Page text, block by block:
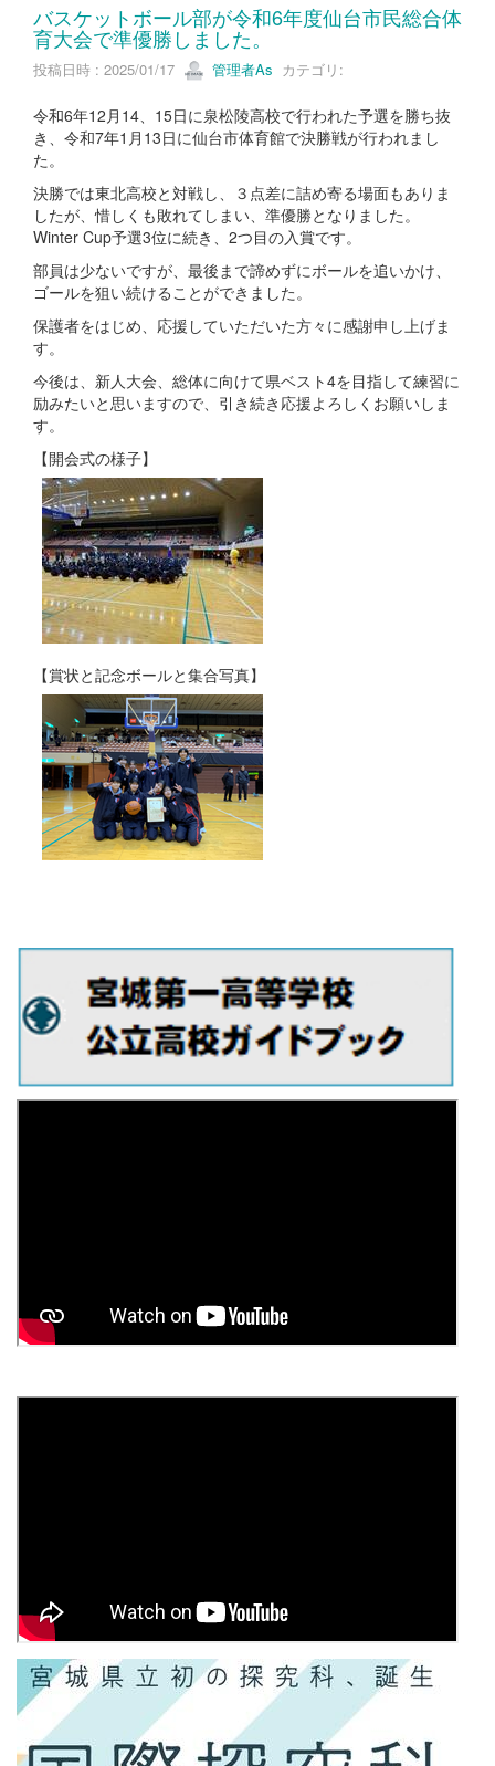
バスケットボール部が令和6年度仙台市民総合体
育大会で準優勝しました。
投稿日時 : 2025/01/17 管理者As カテゴリ:
令和6年12月14、15日に泉松陵高校で行われた予選を勝ち抜
き、令和7年1月13日に仙台市体育館で決勝戦が行われまし
た。
決勝では東北高校と対戦し、３点差に詰め寄る場面もありま
したが、惜しくも敗れてしまい、準優勝となりました。
Winter Cup予選3位に続き、2つ目の入賞です。
部員は少ないですが、最後まで諦めずにボールを追いかけ、
ゴールを狙い続けることができました。
保護者をはじめ、応援していただいた方々に感謝申し上げま
す。
今後は、新人大会、総体に向けて県ベスト4を目指して練習に
励みたいと思いますので、引き続き応援よろしくお願いしま
す。
【開会式の様子】
【賞状と記念ボールと集合写真】